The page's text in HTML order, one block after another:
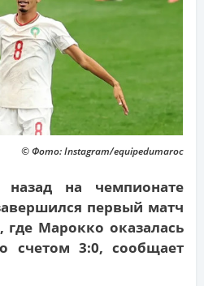
© Фото: Instagram/equipedumaroc
назад на чемпионате
первый матч
Марокко оказалась
счетом 3:0, сообщает